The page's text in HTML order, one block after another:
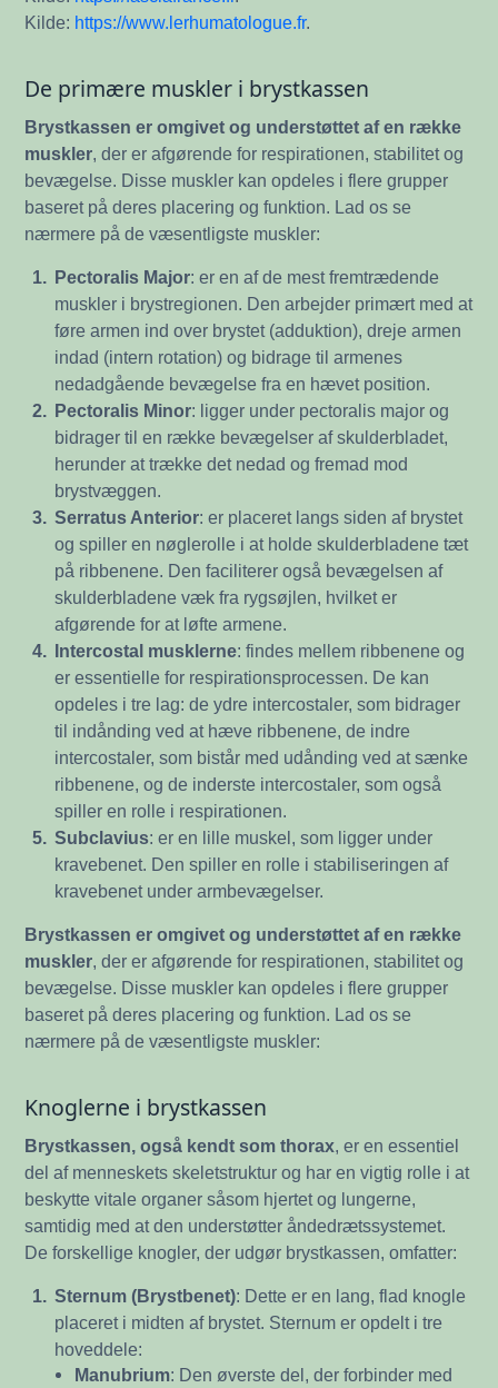
Kilde: https://www.lerhumatologue.fr.
De primære muskler i brystkassen
Brystkassen er omgivet og understøttet af en række
muskler, der er afgørende for respirationen, stabilitet og
bevægelse. Disse muskler kan opdeles i flere grupper
baseret på deres placering og funktion. Lad os se
nærmere på de væsentligste muskler:
1. Pectoralis Major: er en af de mest fremtrædende
muskler i brystregionen. Den arbejder primært med at
føre armen ind over brystet (adduktion), dreje armen
indad (intern rotation) og bidrage til armenes
nedadgående bevægelse fra en hævet position.
2. Pectoralis Minor: ligger under pectoralis major og
bidrager til en række bevægelser af skulderbladet,
herunder at trække det nedad og fremad mod
brystvæggen.
3. Serratus Anterior: er placeret langs siden af brystet
og spiller en nøglerolle i at holde skulderbladene tæt
på ribbenene. Den faciliterer også bevægelsen af
skulderbladene væk fra rygsøjlen, hvilket er
afgørende for at løfte armene.
4. Intercostal musklerne: findes mellem ribbenene og
er essentielle for respirationsprocessen. De kan
opdeles i tre lag: de ydre intercostaler, som bidrager
til indånding ved at hæve ribbenene, de indre
intercostaler, som bistår med udånding ved at sænke
ribbenene, og de inderste intercostaler, som også
spiller en rolle i respirationen.
5. Subclavius: er en lille muskel, som ligger under
kravebenet. Den spiller en rolle i stabiliseringen af
kravebenet under armbevægelser.
Brystkassen er omgivet og understøttet af en række
muskler, der er afgørende for respirationen, stabilitet og
bevægelse. Disse muskler kan opdeles i flere grupper
baseret på deres placering og funktion. Lad os se
nærmere på de væsentligste muskler:
Knoglerne i brystkassen
Brystkassen, også kendt som thorax, er en essentiel
del af menneskets skeletstruktur og har en vigtig rolle i at
beskytte vitale organer såsom hjertet og lungerne,
samtidig med at den understøtter åndedrætssystemet.
De forskellige knogler, der udgør brystkassen, omfatter:
1. Sternum (Brystbenet): Dette er en lang, flad knogle
placeret i midten af brystet. Sternum er opdelt i tre
hoveddele:
Manubrium: Den øverste del, der forbinder med